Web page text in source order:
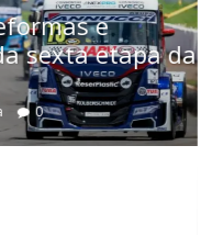
e
sexta etapa da
0